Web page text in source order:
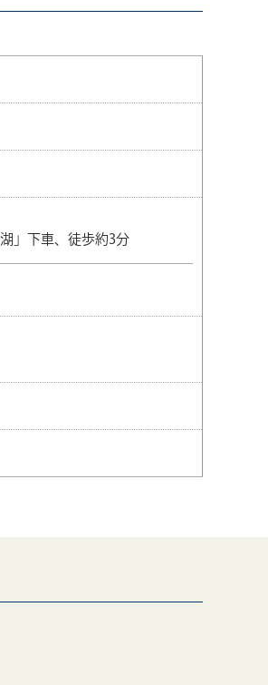
」下車、徒歩約3分